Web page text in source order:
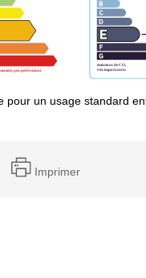
un usage standard
Imprimer